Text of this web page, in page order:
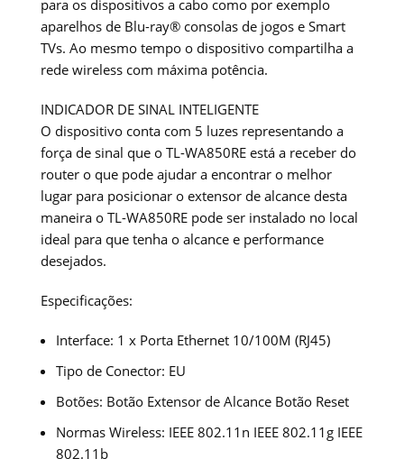
para os dispositivos a cabo como por exemplo
aparelhos de Blu-ray® consolas de jogos e Smart
TVs. Ao mesmo tempo o dispositivo compartilha a
rede wireless com máxima potência.
INDICADOR DE SINAL INTELIGENTE
O dispositivo conta com 5 luzes representando a
força de sinal que o TL-WA850RE está a receber do
router o que pode ajudar a encontrar o melhor
lugar para posicionar o extensor de alcance desta
maneira o TL-WA850RE pode ser instalado no local
ideal para que tenha o alcance e performance
desejados.
Especificações:
Interface: 1 x Porta Ethernet 10/100M (RJ45)
Tipo de Conector: EU
Botões: Botão Extensor de Alcance Botão Reset
Normas Wireless: IEEE 802.11n IEEE 802.11g IEEE
802.11b